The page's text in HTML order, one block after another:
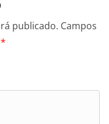
publicado. Campos
*